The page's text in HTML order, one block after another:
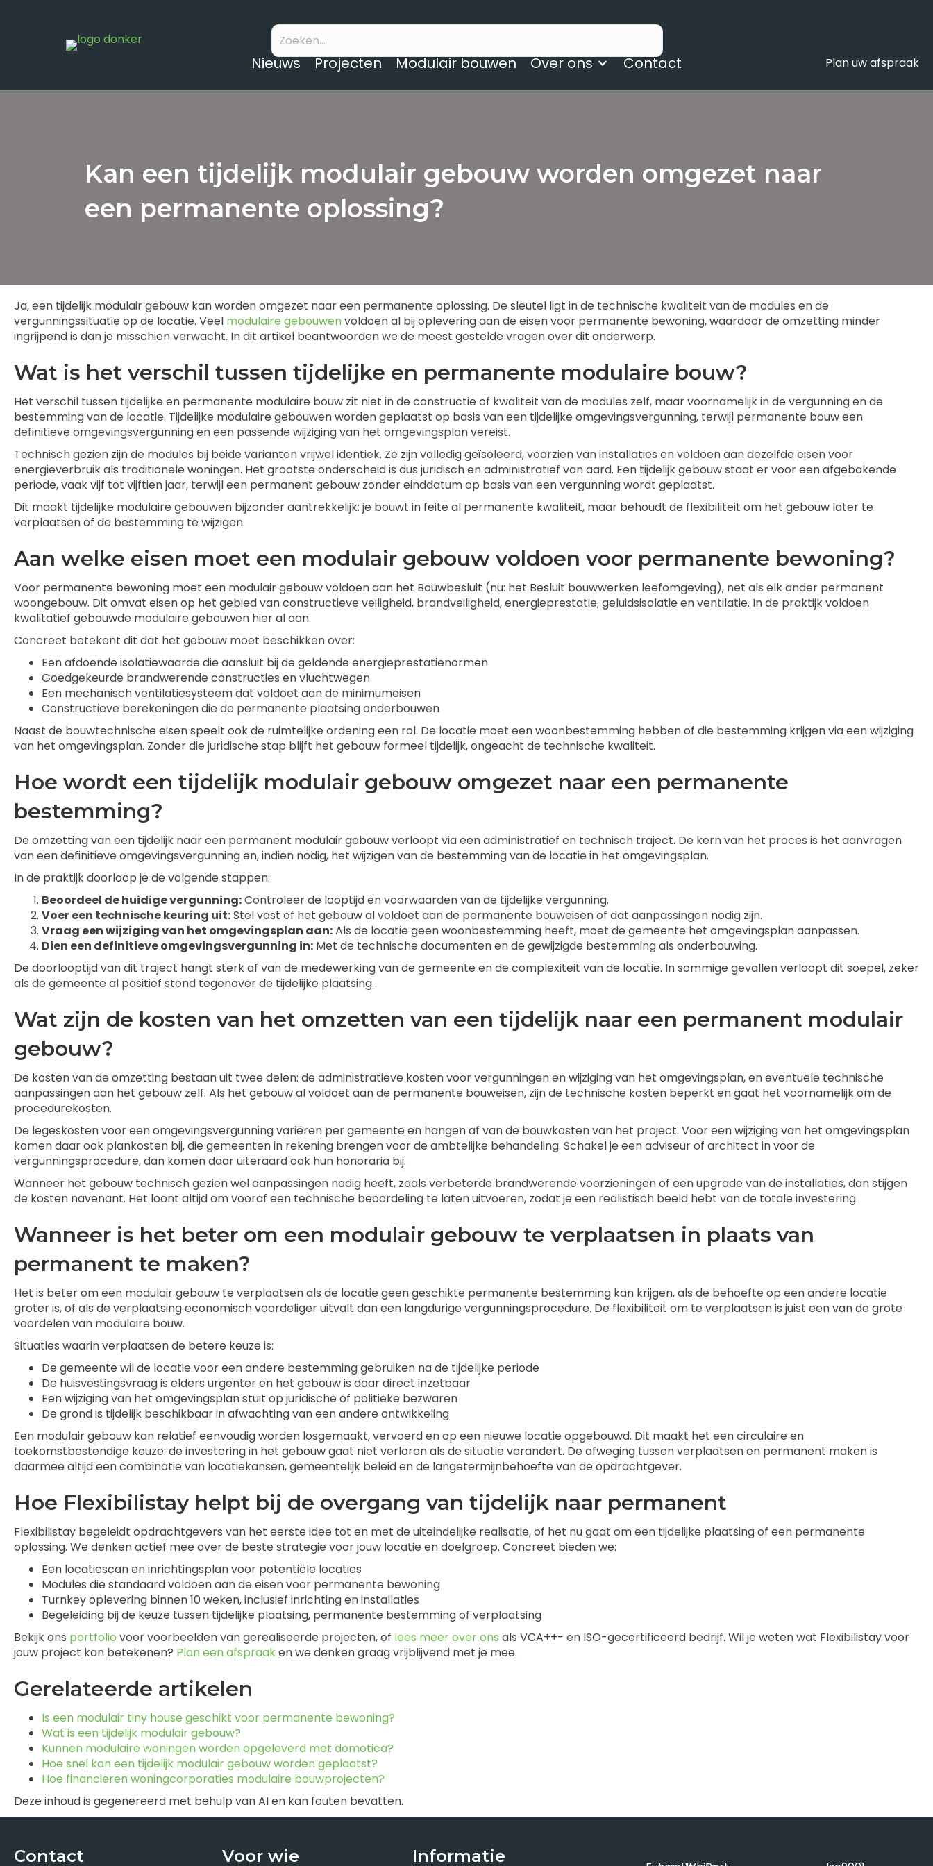
Nieuws Projecten Modulair bouwen Over ons Contact Plan uw afspraak
Kan een tijdelijk modulair gebouw worden omgezet naar
een permanente oplossing?
Ja, een tijdelijk modulair gebouw kan worden omgezet naar een permanente oplossing. De sleutel ligt in de technische kwaliteit van de modules en de
vergunningssituatie op de locatie. Veel modulaire gebouwenvoldoen al bij oplevering aan de eisen voor permanente bewoning, waardoor de omzetting minder
ingrijpend is dan je misschien verwacht. In dit artikel beantwoorden we de meest gestelde vragen over dit onderwerp.
Wat is het verschil tussen tijdelijke en permanente modulaire bouw?
Het verschil tussen tijdelijke en permanente modulaire bouw zit niet in de constructie of kwaliteit van de modules zelf, maar voornamelijk in de vergunning en de
bestemming van de locatie. Tijdelijke modulaire gebouwen worden geplaatst op basis van een tijdelijke omgevingsvergunning, terwijl permanente bouw een
definitieve omgevingsvergunning en een passende wijziging van het omgevingsplan vereist.
Technisch gezien zijn de modules bij beide varianten vrijwel identiek. Ze zijn volledig geïsoleerd, voorzien van installaties en voldoen aan dezelfde eisen voor
energieverbruik als traditionele woningen. Het grootste onderscheid is dus juridisch en administratief van aard. Een tijdelijk gebouw staat er voor een afgebakende
periode, vaak vijf tot vijftien jaar, terwijl een permanent gebouw zonder einddatum op basis van een vergunning wordt geplaatst.
Dit maakt tijdelijke modulaire gebouwen bijzonder aantrekkelijk: je bouwt in feite al permanente kwaliteit, maar behoudt de flexibiliteit om het gebouw later te
verplaatsen of de bestemming te wijzigen.
Aan welke eisen moet een modulair gebouw voldoen voor permanente bewoning?
Voor permanente bewoning moet een modulair gebouw voldoen aan het Bouwbesluit (nu: het Besluit bouwwerken leefomgeving), net als elk ander permanent
woongebouw. Dit omvat eisen op het gebied van constructieve veiligheid, brandveiligheid, energieprestatie, geluidsisolatie en ventilatie. In de praktijk voldoen
kwalitatief gebouwde modulaire gebouwen hier al aan.
Concreet betekent dit dat het gebouw moet beschikken over:
Een afdoende isolatiewaarde die aansluit bij de geldende energieprestatienormen
Goedgekeurde brandwerende constructies en vluchtwegen
Een mechanisch ventilatiesysteem dat voldoet aan de minimumeisen
Constructieve berekeningen die de permanente plaatsing onderbouwen
Naast de bouwtechnische eisen speelt ook de ruimtelijke ordening een rol. De locatie moet een woonbestemming hebben of die bestemming krijgen via een wijziging
van het omgevingsplan. Zonder die juridische stap blijft het gebouw formeel tijdelijk, ongeacht de technische kwaliteit.
Hoe wordt een tijdelijk modulair gebouw omgezet naar een permanente
bestemming?
De omzetting van een tijdelijk naar een permanent modulair gebouw verloopt via een administratief en technisch traject. De kern van het proces is het aanvragen
van een definitieve omgevingsvergunning en, indien nodig, het wijzigen van de bestemming van de locatie in het omgevingsplan.
In de praktijk doorloop je de volgende stappen:
Beoordeel de huidige vergunning:Controleer de looptijd en voorwaarden van de tijdelijke vergunning.
Voer een technische keuring uit:Stel vast of het gebouw al voldoet aan de permanente bouweisen of dat aanpassingen nodig zijn.
Vraag een wijziging van het omgevingsplan aan:Als de locatie geen woonbestemming heeft, moet de gemeente het omgevingsplan aanpassen.
Dien een definitieve omgevingsvergunning in: Met de technische documenten en de gewijzigde bestemming als onderbouwing.
De doorlooptijd van dit traject hangt sterk af van de medewerking van de gemeente en de complexiteit van de locatie. In sommige gevallen verloopt dit soepel, zeker
als de gemeente al positief stond tegenover de tijdelijke plaatsing.
Wat zijn de kosten van het omzetten van een tijdelijk naar een permanent modulair
gebouw?
De kosten van de omzetting bestaan uit twee delen: de administratieve kosten voor vergunningen en wijziging van het omgevingsplan, en eventuele technische
aanpassingen aan het gebouw zelf. Als het gebouw al voldoet aan de permanente bouweisen, zijn de technische kosten beperkt en gaat het voornamelijk om de
procedurekosten.
De legeskosten voor een omgevingsvergunning variëren per gemeente en hangen af van de bouwkosten van het project. Voor een wijziging van het omgevingsplan
komen daar ook plankosten bij, die gemeenten in rekening brengen voor de ambtelijke behandeling. Schakel je een adviseur of architect in voor de
vergunningsprocedure, dan komen daar uiteraard ook hun honoraria bij.
Wanneer het gebouw technisch gezien wel aanpassingen nodig heeft, zoals verbeterde brandwerende voorzieningen of een upgrade van de installaties, dan stijgen
de kosten navenant. Het loont altijd om vooraf een technische beoordeling te laten uitvoeren, zodat je een realistisch beeld hebt van de totale investering.
Wanneer is het beter om een modulair gebouw te verplaatsen in plaats van
permanent te maken?
Het is beter om een modulair gebouw te verplaatsen als de locatie geen geschikte permanente bestemming kan krijgen, als de behoefte op een andere locatie
groter is, of als de verplaatsing economisch voordeliger uitvalt dan een langdurige vergunningsprocedure. De flexibiliteit om te verplaatsen is juist een van de grote
voordelen van modulaire bouw.
Situaties waarin verplaatsen de betere keuze is:
De gemeente wil de locatie voor een andere bestemming gebruiken na de tijdelijke periode
De huisvestingsvraag is elders urgenter en het gebouw is daar direct inzetbaar
Een wijziging van het omgevingsplan stuit op juridische of politieke bezwaren
De grond is tijdelijk beschikbaar in afwachting van een andere ontwikkeling
Een modulair gebouw kan relatief eenvoudig worden losgemaakt, vervoerd en op een nieuwe locatie opgebouwd. Dit maakt het een circulaire en
toekomstbestendige keuze: de investering in het gebouw gaat niet verloren als de situatie verandert. De afweging tussen verplaatsen en permanent maken is
daarmee altijd een combinatie van locatiekansen, gemeentelijk beleid en de langetermijnbehoefte van de opdrachtgever.
Hoe Flexibilistay helpt bij de overgang van tijdelijk naar permanent
Flexibilistay begeleidt opdrachtgevers van het eerste idee tot en met de uiteindelijke realisatie, of het nu gaat om een tijdelijke plaatsing of een permanente
oplossing. We denken actief mee over de beste strategie voor jouw locatie en doelgroep. Concreet bieden we:
Een locatiescan en inrichtingsplan voor potentiële locaties
Modules die standaard voldoen aan de eisen voor permanente bewoning
Turnkey oplevering binnen 10 weken, inclusief inrichting en installaties
Begeleiding bij de keuze tussen tijdelijke plaatsing, permanente bestemming of verplaatsing
Bekijk ons portfolio voor voorbeelden van gerealiseerde projecten, of lees meer over ons als VCA++- en ISO-gecertificeerd bedrijf. Wil je weten wat Flexibilistay voor
jouw project kan betekenen? Plan een afspraaken we denken graag vrijblijvend met je mee.
Gerelateerde artikelen
Is een modulair tiny house geschikt voor permanente bewoning?
Wat is een tijdelijk modulair gebouw?
Kunnen modulaire woningen worden opgeleverd met domotica?
Hoe snel kan een tijdelijk modulair gebouw worden geplaatst?
Hoe financieren woningcorporaties modulaire bouwprojecten?
Deze inhoud is gegenereerd met behulp van AI en kan fouten bevatten.
Contact Voor wie Informatie